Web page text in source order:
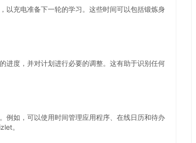
以充电准备下一轮的学习。这些时间可以包括锻炼身
进度，并对计划进行必要的调整。这有助于识别任何
例如，可以使用时间管理应用程序、在线日历和待办
。